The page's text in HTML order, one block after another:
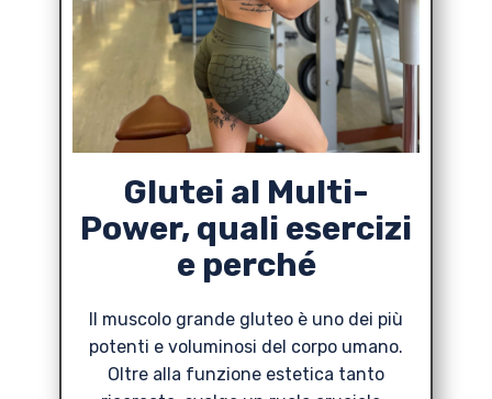
Glutei al Multi-
Power, quali esercizi
e perché
Il muscolo grande gluteo è uno dei più
potenti e voluminosi del corpo umano.
Oltre alla funzione estetica tanto